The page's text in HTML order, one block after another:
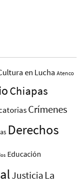
en Lucha Atenco
Chiapas
Crímenes
Derechos
Educación
Justicia La